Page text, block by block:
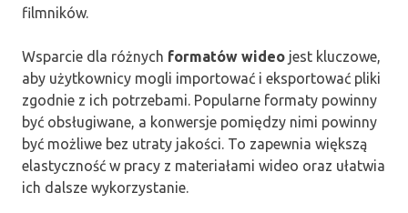
filmników.
Wsparcie dla różnych formatów wideo jest kluczowe,
aby użytkownicy mogli importować i eksportować pliki
zgodnie z ich potrzebami. Popularne formaty powinny
być obsługiwane, a konwersje pomiędzy nimi powinny
być możliwe bez utraty jakości. To zapewnia większą
elastyczność w pracy z materiałami wideo oraz ułatwia
ich dalsze wykorzystanie.